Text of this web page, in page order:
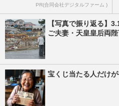
PR(合同会社デジタルファーム )
【写真で振り返る】
ご夫妻・天皇皇后両
宝くじ当たる人だけ